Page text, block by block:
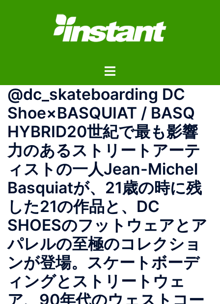
ス
ト
ル
メ
ニ
ュ
ー
@dc_skateboarding DC
Shoe×BASQUIAT / BASQ
HYBRID20世紀で最も影響
力のあるストリートアーテ
ィストの一人Jean-Michel
Basquiatが、21歳の時に残
した21の作品と、DC
SHOESのフットウェアとア
パレルの至極のコレクショ
ンが登場。スケートボーデ
ィングとストリートウェ
ア、90年代のウェストコー